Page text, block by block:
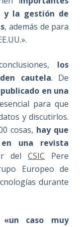
y la gestión de
, además de para
los
cautela. De
en una
para que
y discutirlos.
cosas, hay que
una revista
delCSIC Pere
Europeo de
durante
caso muy